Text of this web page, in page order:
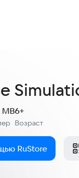
MB
Возраст
6+
RuStore